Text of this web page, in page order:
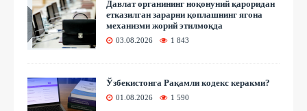
Давлат органининг ноқонуний қароридан
етказилган зарарни қоплашнинг ягона
механизми жорий этилмоқда
03.08.2026 1 843
Ўзбекистонга Рақамли кодекс керакми?
01.08.2026 1 590